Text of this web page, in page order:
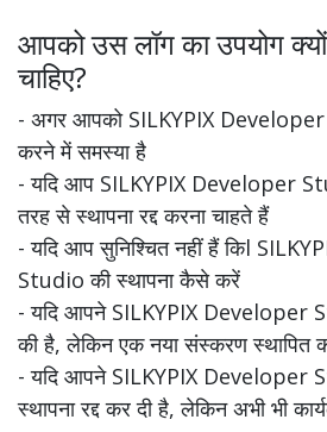
आपको उस लॉग का उपयोग
चाहिए?
- अगर आपको SILKYPIX
करने में समस्या है
- यदि आप SILKYPIX Developer
तरह से स्थापना रद्द करना चाहते हैं
- यदि आप सुनिश्चित नहीं हैं किl
Studio की स्थापना कैसे करें
- यदि आपने SILKYPIX Developer
की है, लेकिन एक नया संस्करण स्थापित
- यदि आपने SILKYPIX Developer
स्थापना रद्द कर दी है, लेकिन अभी भी